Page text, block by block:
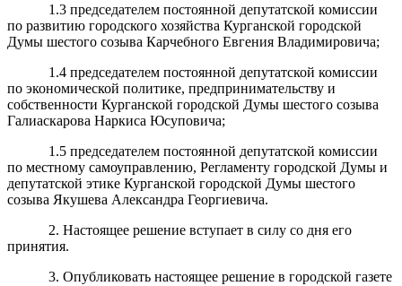
1.3 председателем постоянной депутатской комиссии
по развитию городского хозяйства Курганской городской
Думы шестого созыва Карчебного Евгения Владимировича;
1.4 председателем постоянной депутатской комиссии
по экономической политике, предпринимательству и
собственности Курганской городской Думы шестого созыва
Галиаскарова Наркиса Юсуповича;
1.5 председателем постоянной депутатской комиссии
по местному самоуправлению, Регламенту городской Думы и
депутатской этике Курганской городской Думы шестого
созыва Якушева Александра Георгиевича.
2. Настоящее решение вступает в силу со дня его
принятия.
3. Опубликовать настоящее решение в городской газете